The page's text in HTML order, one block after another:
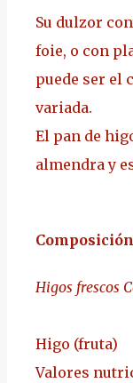
Su dulzor
foie, o con
puede ser el
variada.
El pan de
almendra y
Higos frescos
Higo (fruta)
Valores